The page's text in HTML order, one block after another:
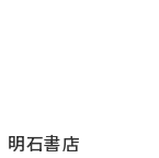
明石書店